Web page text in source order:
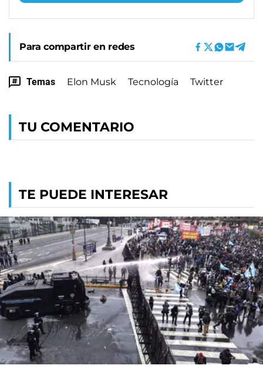
Para compartir en redes
Temas Elon Musk Tecnología Twitter
TU COMENTARIO
TE PUEDE INTERESAR